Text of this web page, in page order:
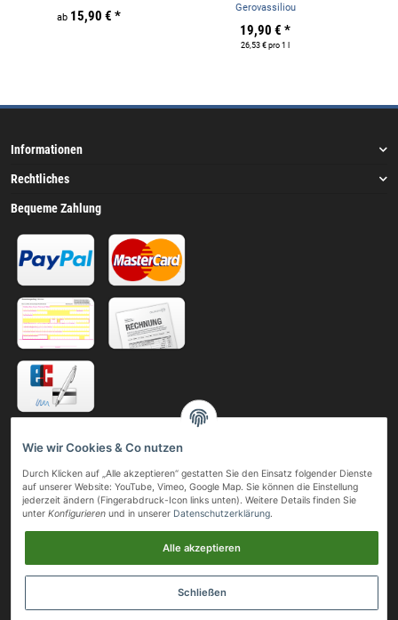
ab 15,90 € *
Gerovassiliou
19,90 € *
26,53 € pro 1 l
Informationen
Rechtliches
Bequeme Zahlung
Telefon:
+49 (0)211 41 05 24
Telefax:
+49 (0)211 41 24 46
Wie wir Cookies & Co nutzen
Durch Klicken auf „Alle akzeptieren“ gestatten Sie den Einsatz folgender Dienste
auf unserer Website: YouTube, Vimeo, Google Map. Sie können die Einstellung
jederzeit ändern (Fingerabdruck-Icon links unten). Weitere Details finden Sie
unter Konfigurieren und in unserer Datenschutzerklärung.
Alle akzeptieren
Schließen